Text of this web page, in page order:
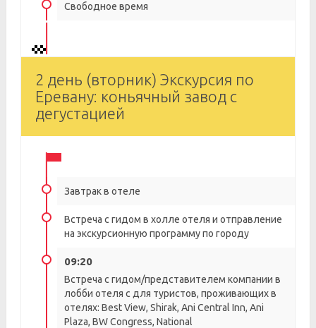
Свободное время
2 день (вторник) Экскурсия по
Еревану: коньячный завод с
дегустацией
Завтрак в отеле
Встреча с гидом в холле отеля и отправление
на экскурсионную программу по городу
09:20
Встреча с гидом/представителем компании в
лобби отеля с для туристов, проживающих в
отелях: Best View, Shirak, Ani Central Inn, Ani
Plaza, BW Congress, National